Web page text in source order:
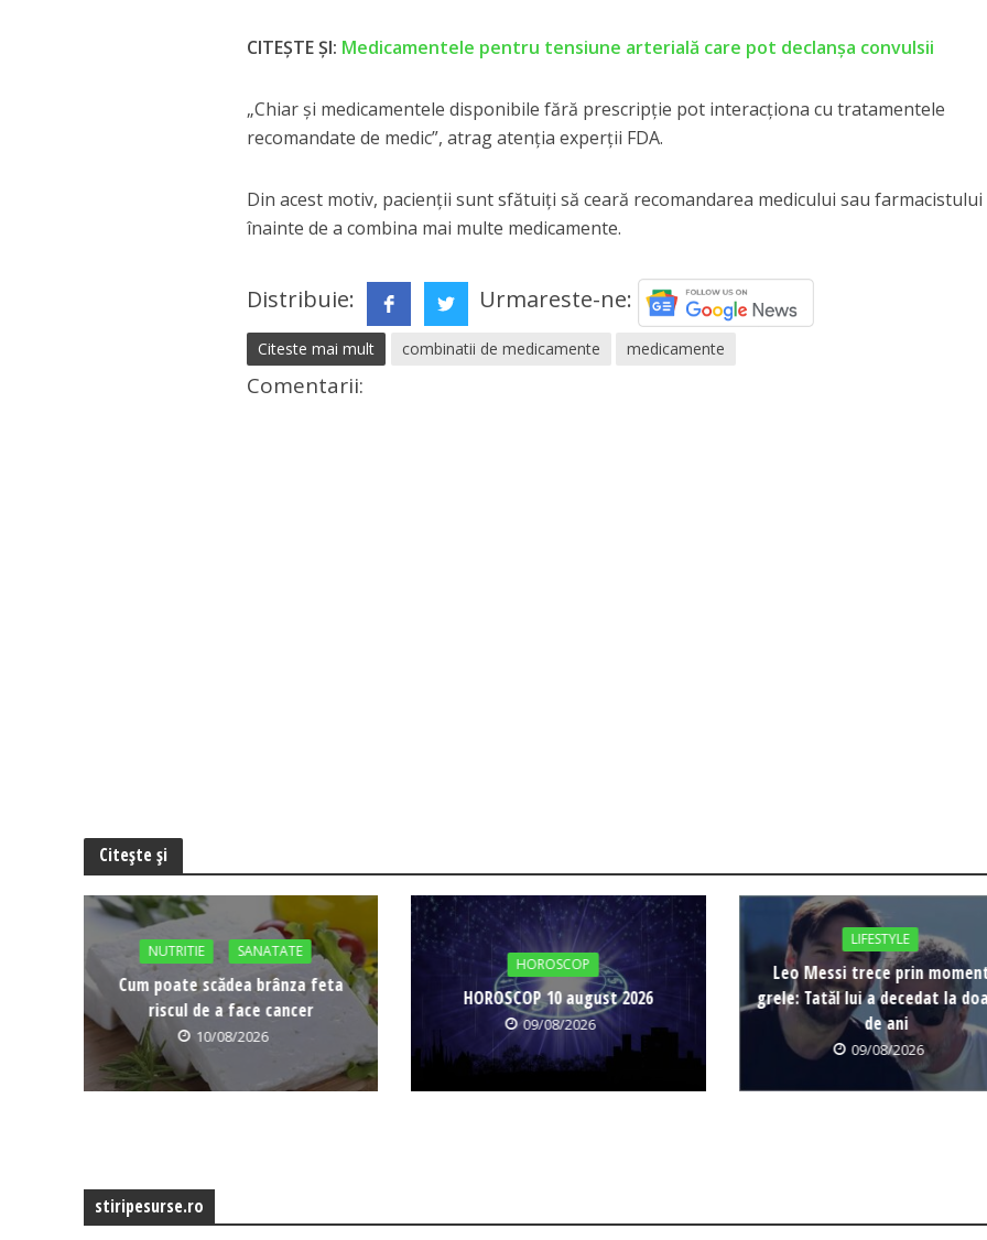
CITEȘTE ȘI: Medicamentele pentru tensiune arterială care pot declanșa convulsii
„Chiar și medicamentele disponibile fără prescripție pot interacționa cu tratamentele
recomandate de medic”, atrag atenția experții FDA.
Din acest motiv, pacienții sunt sfătuiți să ceară recomandarea medicului sau farmacistului
înainte de a combina mai multe medicamente.
Distribuie: Urmareste-ne:
Citeste mai mult combinatii de medicamente medicamente
Comentarii:
Citește și
NUTRITIE SANATATE
Cum poate scădea brânza feta
riscul de a face cancer
10/08/2026
HOROSCOP
HOROSCOP 10 august 2026
09/08/2026
LIFESTYLE
Leo Messi trece prin
grele: Tatăl lui a decedat la
de ani
09/08/2026
stiripesurse.ro